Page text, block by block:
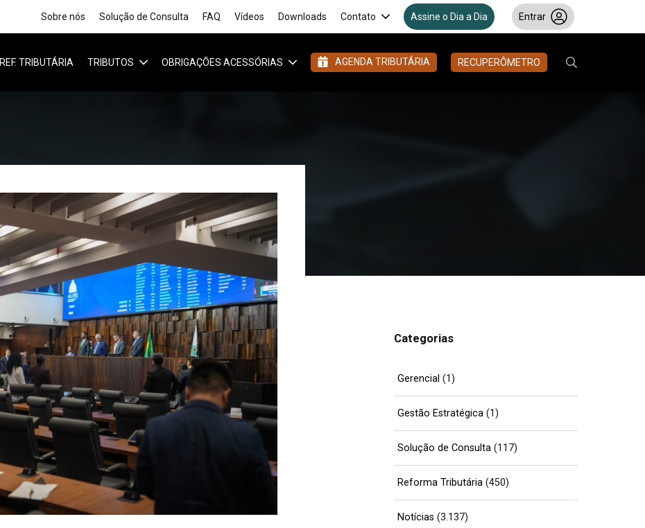
Sobre nós Solução de Consulta FAQ Vídeos Downloads Contato Assine o Dia a Dia Entrar
REF. TRIBUTÁRIA TRIBUTOS OBRIGAÇÕES ACESSÓRIAS AGENDA TRIBUTÁRIA RECUPERÔMETRO
Categorias
Gerencial (1)
Gestão Estratégica(1)
Solução de Consulta(117)
Reforma Tributária(450)
Notícias (3.137)